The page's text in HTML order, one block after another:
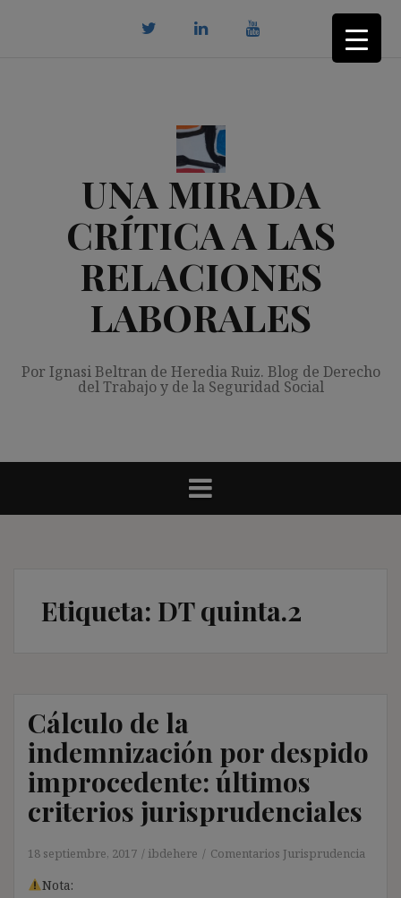
UNA MIRADA
CRÍTICA A LAS
RELACIONES
LABORALES
Por Ignasi Beltran de Heredia Ruiz. Blog de Derecho
del Trabajo y de la Seguridad Social
Etiqueta: DT quinta.2
Cálculo de la
indemnización por despido
improcedente: últimos
criterios jurisprudenciales
18 septiembre, 2017 ibdehere Comentarios Jurisprudencia
Nota: